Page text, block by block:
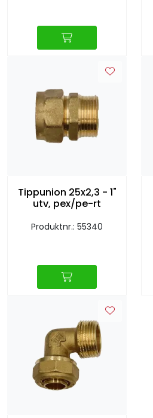
Tippunion 25x2,3 - 1"
utv, pex/pe-rt
Produktnr.: 55340